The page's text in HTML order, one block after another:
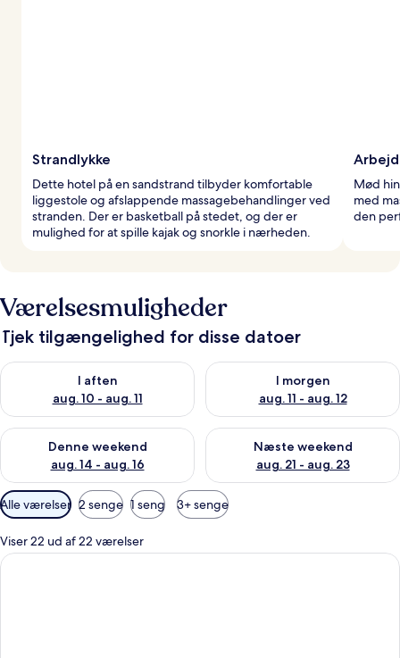
Strandlykke
Dette hotel på en sandstrand tilbyder komfortable
liggestole og afslappende massagebehandlinger ved
stranden. Der er basketball på stedet, og der er
mulighed for at spille kajak og snorkle i nærheden.
Mød
med
den
Værelsesmuligheder
Tjek tilgængelighed for disse datoer
I aften
aug. 10 - aug. 11
Tjek tilgængelighed for i aften aug. 10 - aug. 11
I morgen
aug. 11 - aug. 12
Tjek tilgængelighed for i
Denne weekend
aug. 14 - aug. 16
Tjek tilgængelighed for denne weekend aug. 14 - aug. 16
Næste weekend
aug. 21 - aug. 23
Tjek tilgængelighed for næste
Tilgængelige
filtre
for
værelser
Alle værelser 2 senge 1 seng 3+ senge
Viser 22 ud af 22 værelser